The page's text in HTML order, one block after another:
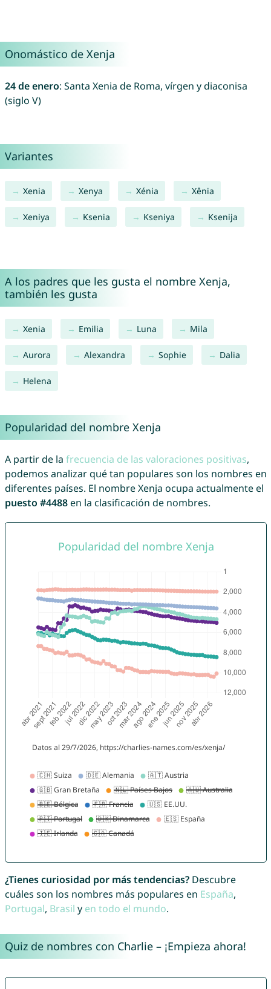
Onomástico de Xenja
24 de enero: Santa Xenia de Roma, vírgen y diaconisa
(siglo V)
Variantes
Xenia Xenya Xénia Xênia
Xeniya Ksenia Kseniya Ksenija
A los padres que les gusta el nombre Xenja,
también les gusta
Xenia Emilia Luna Mila
Aurora Alexandra Sophie Dalia
Helena
Popularidad del nombre Xenja
A partir de la frecuencia de las valoraciones positivas,
podemos analizar qué tan populares son los nombres en
diferentes países. El nombre Xenja ocupa actualmente el
puesto #4488en la clasificación de nombres.
¿Tienes curiosidad por más tendencias?Descubre
cuáles son los nombres más populares en España,
Portugal, Brasil y en todo el mundo.
Quiz de nombres con Charlie – ¡Empieza ahora!